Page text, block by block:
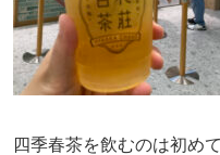
四季春茶を飲むのは初め